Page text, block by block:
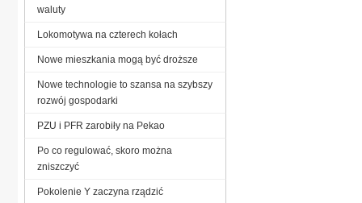
waluty
Lokomotywa na czterech kołach
Nowe mieszkania mogą być droższe
Nowe technologie to szansa na szybszy
rozwój gospodarki
PZU i PFR zarobiły na Pekao
Po co regulować, skoro można
zniszczyć
Pokolenie Y zaczyna rządzić